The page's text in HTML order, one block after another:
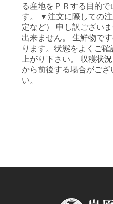
る産地をＰＲする目的
す。 ▼注文に際しての
定など） 申し訳ござい
出来ません。 生鮮物で
ります。状態をよくご
上がり下さい。 収穫状
から前後する場合がござ
い。